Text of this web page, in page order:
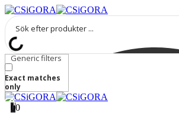
Generic filters
Exact matches
only
00